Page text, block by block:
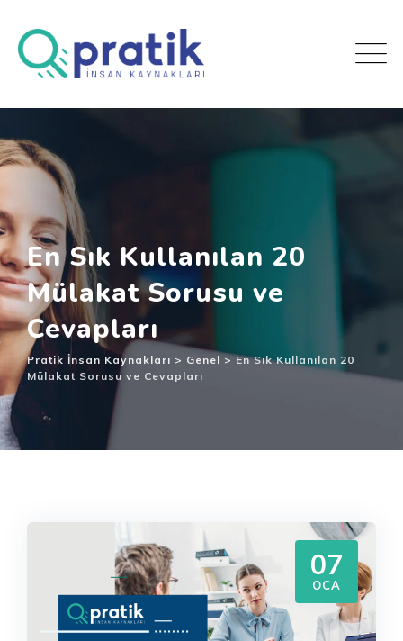
En Sık Kullanılan 20
Mülakat Sorusu ve
Cevapları
Pratik İnsan Kaynakları > Genel >En Sık Kullanılan 20
Mülakat Sorusu ve Cevapları
07
OCA